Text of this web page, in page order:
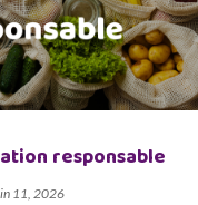
responsable
11, 2026